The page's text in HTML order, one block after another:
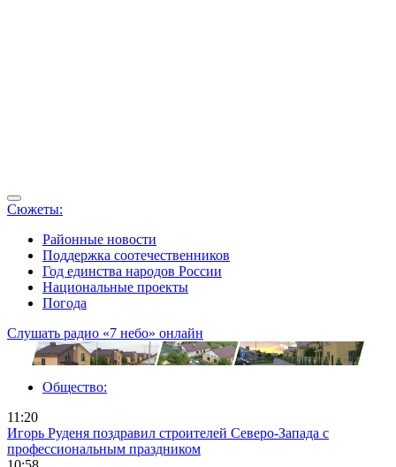
Сюжеты:
Районные новости
Поддержка соотечественников
Год единства народов России
Национальные проекты
Погода
Слушать радио «7 небо» онлайн
Общество:
11:20
Игорь Руденя поздравил строителей Северо-Запада с
профессиональным праздником